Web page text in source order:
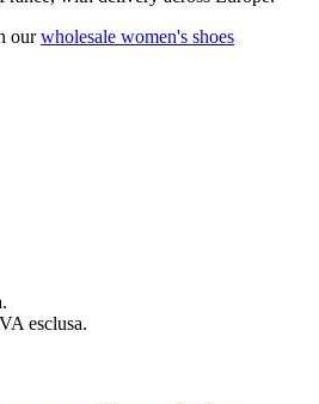
our wholesale women's shoes
esclusa.